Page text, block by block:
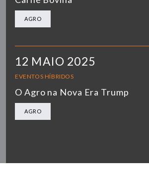
AGRO
12 MAIO 2025
EVENTOS HÍBRIDOS
O Agro na Nova Era Trump
AGRO